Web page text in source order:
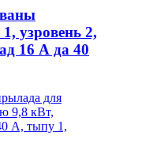
узровень 2,
16 А да 40